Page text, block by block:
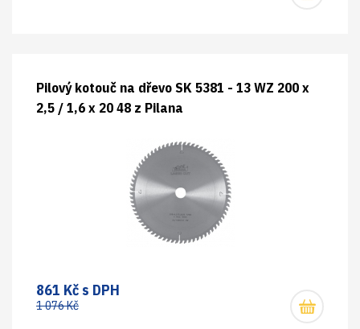
Pilový kotouč na dřevo SK 5381 - 13 WZ 200 x
2,5 / 1,6 x 20 48 z Pilana
861 Kč s DPH
1 076 Kč